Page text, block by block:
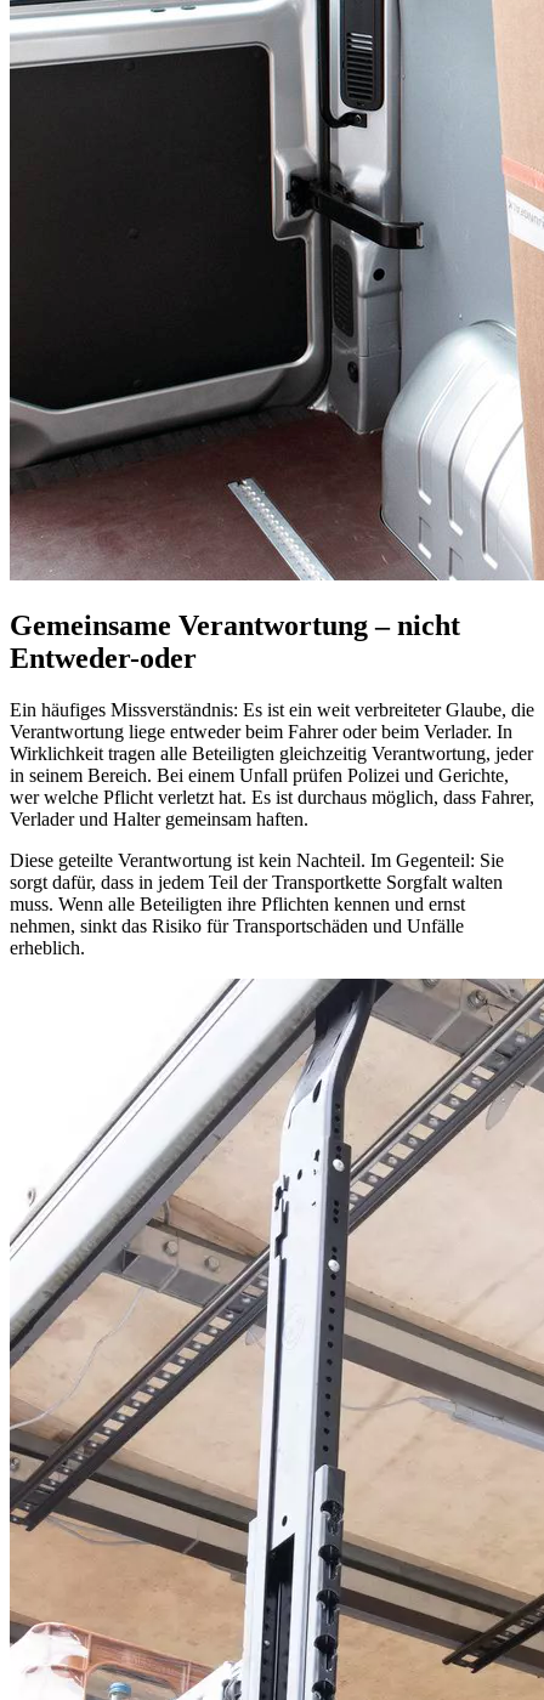
Gemeinsame Verantwortung – nicht
Entweder-oder
Ein häufiges Missverständnis: Es ist ein weit verbreiteter Glaube, die
Verantwortung liege entweder beim Fahrer oder beim Verlader. In
Wirklichkeit tragen alle Beteiligten gleichzeitig Verantwortung, jeder
in seinem Bereich. Bei einem Unfall prüfen Polizei und Gerichte,
wer welche Pflicht verletzt hat. Es ist durchaus möglich, dass Fahrer,
Verlader und Halter gemeinsam haften.
Diese geteilte Verantwortung ist kein Nachteil. Im Gegenteil: Sie
sorgt dafür, dass in jedem Teil der Transportkette Sorgfalt walten
muss. Wenn alle Beteiligten ihre Pflichten kennen und ernst
nehmen, sinkt das Risiko für Transportschäden und Unfälle
erheblich.